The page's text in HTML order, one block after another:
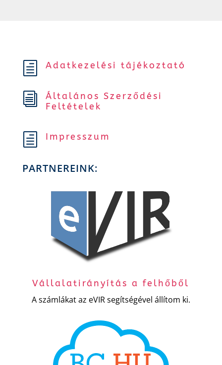
h Adatkezelési tájékoztató
i
Általános Szerződési
Feltételek
h Impresszum
PARTNEREINK:
Vállalatirányítás a felhőből
A számlákat az eVIR segítségével állítom ki.